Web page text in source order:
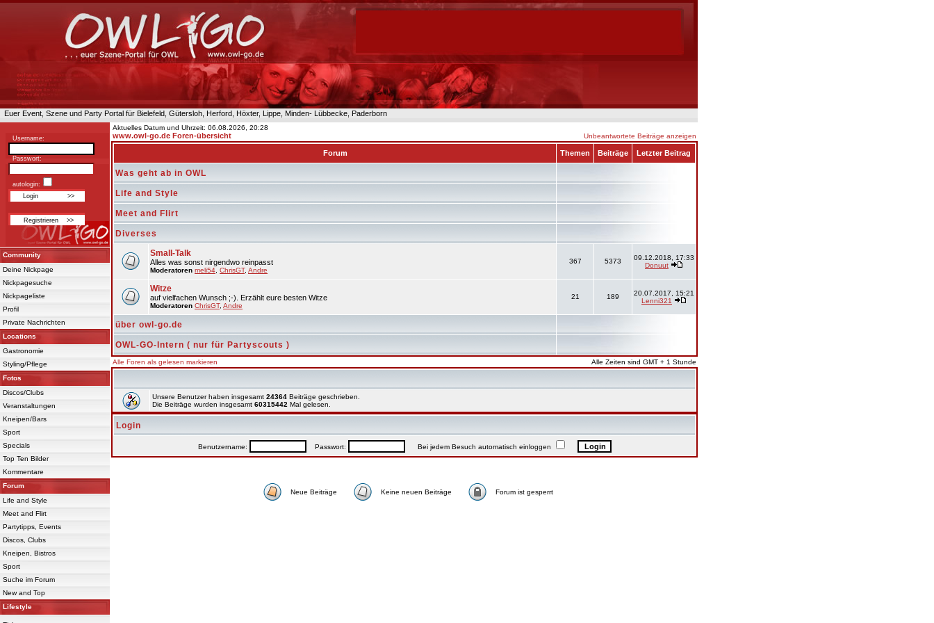
Euer Event, Szene und Party Portal für Bielefeld, Gütersloh, Herford, Höxter, Lippe, Minden- Lübbecke, Paderborn
Username:
Passwort:
autologin:
Community
Deine Nickpage
Nickpagesuche
Nickpageliste
Profil
Private Nachrichten
Locations
Gastronomie
Styling/Pflege
Fotos
Discos/Clubs
Veranstaltungen
Kneipen/Bars
Sport
Specials
Top Ten Bilder
Kommentare
Forum
Life and Style
Meet and Flirt
Partytipps, Events
Discos, Clubs
Kneipen, Bistros
Sport
Suche im Forum
New and Top
Lifestyle
Aktuelles Datum und Uhrzeit: 06.08.2026, 20:28
www.owl-go.de Foren-übersicht Unbeantwortete Beiträge anzeigen
Forum Themen Beiträge Letzter Beitrag
Was geht ab in OWL
Life and Style
Meet and Flirt
Diverses
Small-Talk
Alles was sonst nirgendwo reinpasst
Moderatoren meli54 ChrisGT, Andre
367 5373
09.12.2018, 17:33
Donuut
Witze
auf vielfachen Wunsch ;-). Erzählt eure besten Witze
Moderatoren ChrisGT, Andre
21 189
20.07.2017, 15:21
Lenni321
über owl-go.de
OWL-GO-Intern ( nur für Partyscouts )
Alle Foren als gelesen markieren Alle Zeiten sind GMT + 1 Stunde
Unsere Benutzer haben insgesamt 24364 Beiträge geschrieben.
Die Beiträge wurden insgesamt 60315442 Mal gelesen.
Login
Benutzername: Passwort: Bei jedem Besuch automatisch einloggen
Neue Beiträge Keine neuen Beiträge Forum ist gesperrt